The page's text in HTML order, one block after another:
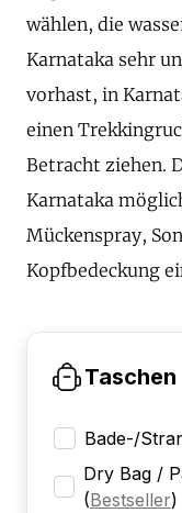
wählen, die
Karnataka sehr
vorhast, in
einen
Betracht ziehen.
Karnataka
Mückenspray,
Kopfbedeckung
Taschen
Bade-/
Dry Bag /
(Bestseller)